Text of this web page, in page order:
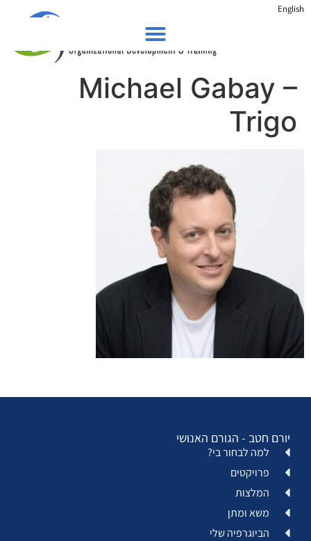
English
Michael Gabay –
Trigo
יורם חטב - הגורם האנושי
למה לבחור בי?
פרויקטים
המלצות
משא ומתן
הביוגרפיה שלי